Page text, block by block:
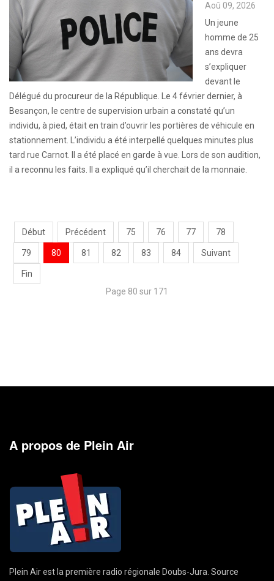
Aoû 09, 2026
Un jeune
homme de 25
ans devra
s’expliquer
devant le
Délégué du procureur de la République. Le 4 février dernier, à
Besançon, le centre de supervision urbain a constaté qu’un
individu, à pied, était en train d’ouvrir les portières de véhicule en
stationnement. L’individu a été interpellé quelques minutes plus
tard rue Carnot. Il a été placé en garde à vue. Lors de son audition,
il a reconnu les faits. Il a expliqué qu’il cherchait de la monnaie.
Début Précédent 75 76 77 78
79 80 81 82 83 84 Suivant
Fin
Page 80 sur 171
A propos de Plein Air
Plein Air est la première radio régionale Doubs-Jura. Source